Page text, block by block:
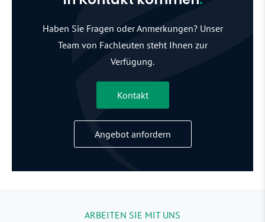
Haben Sie Fragen oder Anmerkungen? Unser
Team von Fachleuten steht Ihnen zur
Verfügung.
Kontakt
Angebot anfordern
ARBEITEN SIE MIT UNS